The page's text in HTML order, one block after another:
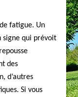
fatigue. Un
signe qui prévoit
des
d’autres
Si vous